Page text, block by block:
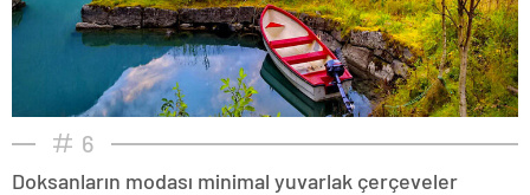
6
Doksanların modası minimal yuvarlak çerçeveler